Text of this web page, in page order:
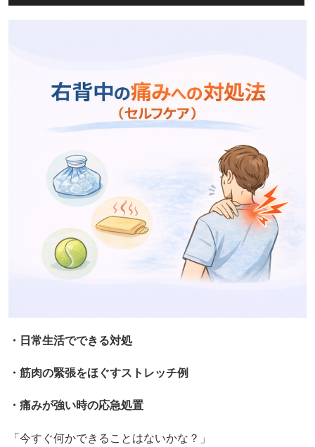
・日常生活でできる対処
・筋肉の緊張をほぐすストレッチ例
・痛みが強い時の応急処置
「今すぐ何かできることはないかな？」